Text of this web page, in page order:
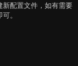
配置文件，如有需要
。